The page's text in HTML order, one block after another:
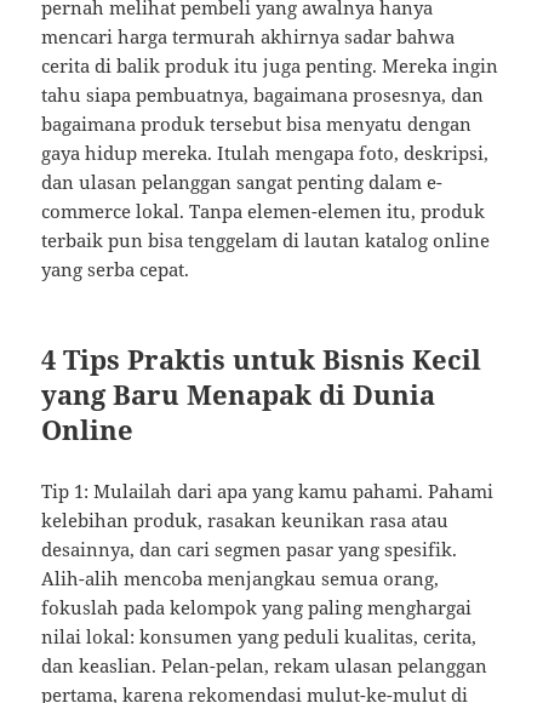
pernah melihat pembeli yang awalnya hanya
mencari harga termurah akhirnya sadar bahwa
cerita di balik produk itu juga penting. Mereka ingin
tahu siapa pembuatnya, bagaimana prosesnya, dan
bagaimana produk tersebut bisa menyatu dengan
gaya hidup mereka. Itulah mengapa foto, deskripsi,
dan ulasan pelanggan sangat penting dalam e-
commerce lokal. Tanpa elemen-elemen itu, produk
terbaik pun bisa tenggelam di lautan katalog online
yang serba cepat.
4 Tips Praktis untuk Bisnis Kecil
yang Baru Menapak di Dunia
Online
Tip 1: Mulailah dari apa yang kamu pahami. Pahami
kelebihan produk, rasakan keunikan rasa atau
desainnya, dan cari segmen pasar yang spesifik.
Alih-alih mencoba menjangkau semua orang,
fokuslah pada kelompok yang paling menghargai
nilai lokal: konsumen yang peduli kualitas, cerita,
dan keaslian. Pelan-pelan, rekam ulasan pelanggan
pertama, karena rekomendasi mulut-ke-mulut di